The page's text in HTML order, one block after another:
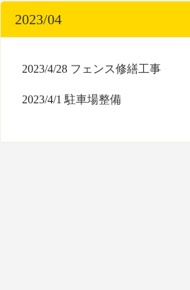
2023/04
2023/4/28 フェンス修繕工事
2023/4/1 駐車場整備